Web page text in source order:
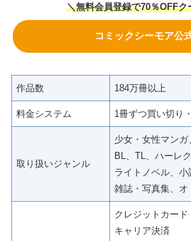
＼無料会員登録で70％OFFク
コミックシーモア公
作品数 184万冊以上
料金システム 1冊ずつ買い切り
取り扱いジャンル
少女・女性マン
BL、TL、ハーレ
ライトノベル、小
雑誌・写真集、オ
クレジットカード
キャリア決済